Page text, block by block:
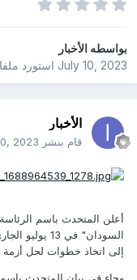
بواسطهالأخبار
July 10, 2023استورد
الأخبار
قام بنشر 2023
أعلن المتحدث باسم
السودان" في
إلى اتخاذ خطوات لحل